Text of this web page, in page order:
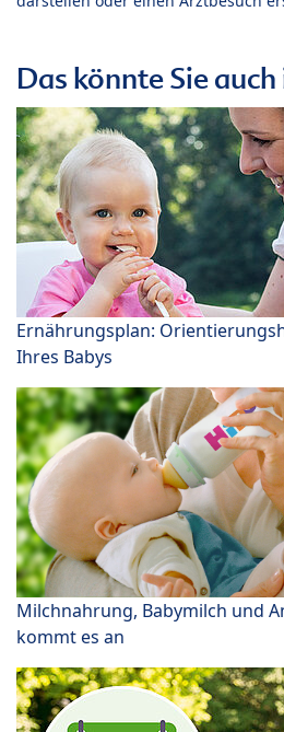
Das könnte Sie
Ernährungsplan:
Ihres Babys
Milchnahrung, Babymilch und
kommt es an